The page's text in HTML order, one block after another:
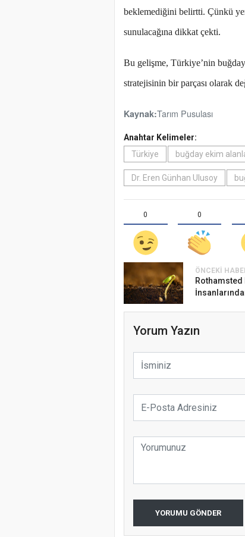
beklemediğini belirtti. Çünkü
sunulacağına dikkat çekti.
Bu gelişme, Türkiye’nin
stratejisinin bir parçası olarak
Kaynak:Tarım Pusulası
Anahtar Kelimeler:
Türkiye
buğday ekim
Dr. Eren Günhan Ulusoy
0 0
ÖNCEKI
Rothamsted
Yorum Yazın
YORUMU GÖNDER